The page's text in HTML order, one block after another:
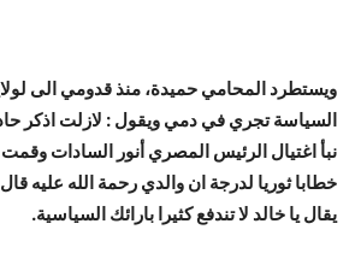
ويستطرد المحامي حميدة، منذ قدومي الى
السياسة تجري في دمي ويقول : لازلت اذكر
نبأ اغتيال الرئيس المصري أنور السادات
خطابا ثوريا لدرجة ان والدي رحمة الله عليه
يقال يا خالد لا تندفع كثيرا بارائك السياسية.